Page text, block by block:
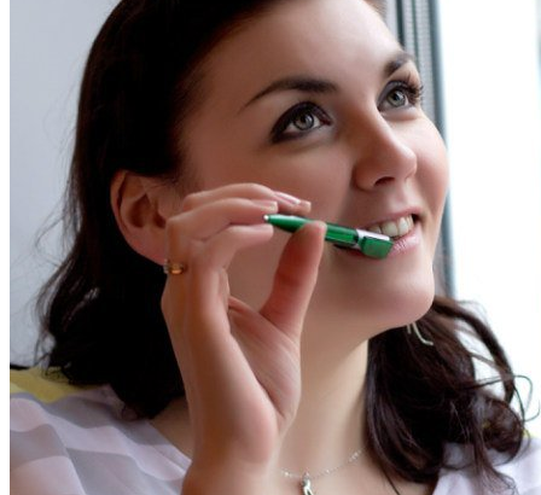
СТУДЕНЧЕСКАЯ ЖИЗНЬ
ОБЪЯВЛЕНИЯ
ГОРЯЧАЯ ЛИНИЯ ДЛЯ СТУДЕНТОВ
СВОДНЫЕ ГРАФИКИ УЧЕБНОГО
ПРОЦЕССА
ЭЛЕКТРОННАЯ ИНФОРМАЦИОННО-
ОБРАЗОВАТЕЛЬНАЯ СРЕДА
МЕТОДИЧЕСКИЙ КАБИНЕТ
Методические материалы
дополнительного образования
Методическое обеспечение
Рабочие программы